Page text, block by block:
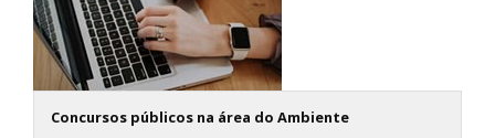
Concursos públicos na área do Ambiente